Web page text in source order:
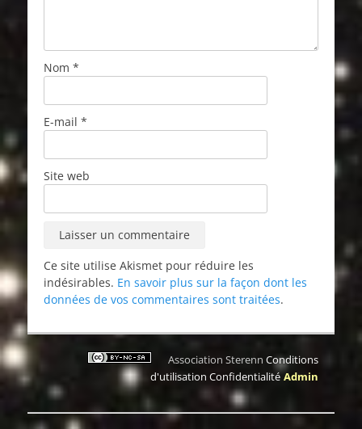
Nom *
E-mail *
Site web
Ce site utilise Akismet pour réduire les
indésirables. En savoir plus sur la façon dont les
données de vos commentaires sont traitées.
Association Sterenn Conditions
d'utilisation Confidentialité Admin